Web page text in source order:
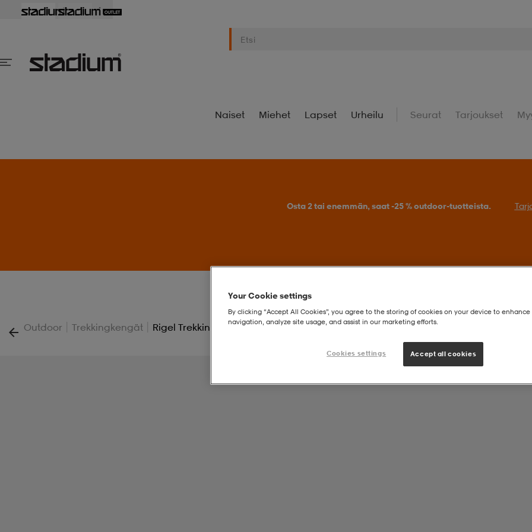
Naiset Miehet Lapset Urheilu Seurat Tarjoukset
Osta 2 tai enemmän, saat -25 % outdoor-tuotteista.
Outdoor | Trekkingkengät | Rigel Trekking Shoes
Your Cookie settings
By clicking “Accept All Cookies”, you agree to the storing of cookies on your device to enhance
navigation, analyze site usage, and assist in our marketing efforts.
Cookies settings Accept all cookies